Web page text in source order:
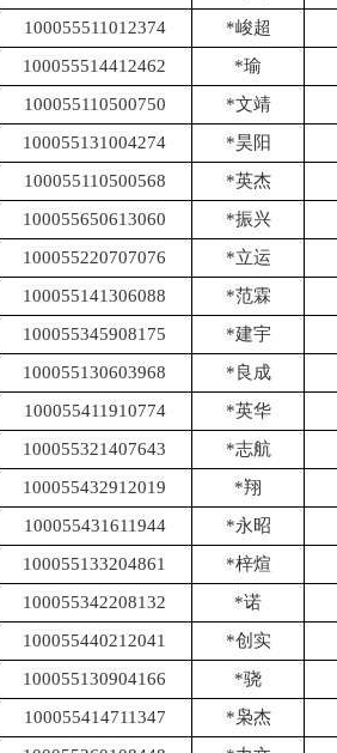
100055511012374
*峻超
100055514412462
*瑜
100055110500750
*文靖
100055131004274
*昊阳
100055110500568
*英杰
100055650613060
*振兴
100055220707076
*立运
100055141306088
*范霖
100055345908175
*建宇
100055130603968
*良成
100055411910774
*英华
100055321407643
*志航
100055432912019
*翔
100055431611944
*永昭
100055133204861
*梓煊
100055342208132
*诺
100055440212041
*创实
100055130904166
*骁
100055414711347
*枭杰